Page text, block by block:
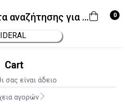
Αποτελέσματα αναζήτησης για "SIDERAL" 0
Εγγραφή
Username
Ξεχάσατε το password σας;
Cart
σας είναι άδειο
αγορών